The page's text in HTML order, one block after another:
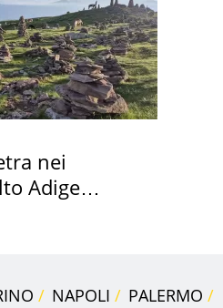
nei
Adige
NAPOLI PALERMO